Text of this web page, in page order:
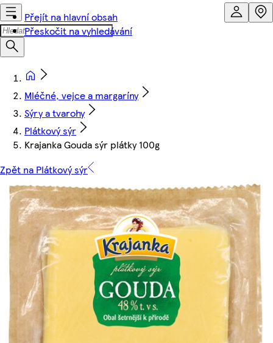
Přejít na hlavní obsah
Přeskočit na vyhledávání
Mléčné, vejce a margaríny
Sýry a tvarohy
Plátkový sýr
Krajanka Gouda sýr plátky 100g
Zpět na Plátkový sýr